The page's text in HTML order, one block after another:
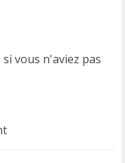
vous n'aviez pas